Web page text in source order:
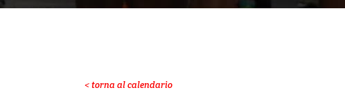
< torna al calendario